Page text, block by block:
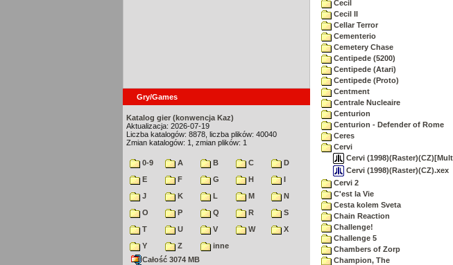
Gry/Games
Katalog gier (konwencja Kaz)
Aktualizacja: 2026-07-19
Liczba katalogów: 8878, liczba plików: 40040
Zmian katalogów: 1, zmian plików: 1
0-9 A B C
D
E
F G H
I
J
K L M
N
O
P Q R
S
T
U V W
X
Y
Z
inne
Całość 3074 MB
Cecil
Cecil II
Cellar Terror
Cementerio
Cemetery Chase
Centipede (5200)
Centipede (Atari)
Centipede (Proto)
Centment
Centrale Nucleaire
Centurion
Centurion - Defender of Rome
Ceres
Cervi
Cervi
Cervi (1998)(Raster)(CZ).xex
Cervi 2
C'est la Vie
Cesta kolem Sveta
Chain Reaction
Challenge!
Challenge 5
Chambers of Zorp
Champion, The